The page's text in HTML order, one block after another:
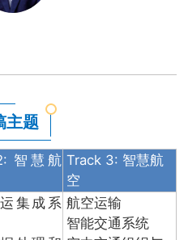
主题
智慧航 Track 3: 智慧航
空
集成系 航空运输
智能交通系统